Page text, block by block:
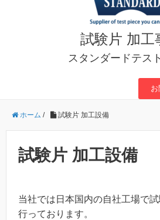
試験片 加工
スタンダードテス
ホーム / 試験片 加工設備
試験片 加工設備
当社では日本国内の自社工場で
行っております。